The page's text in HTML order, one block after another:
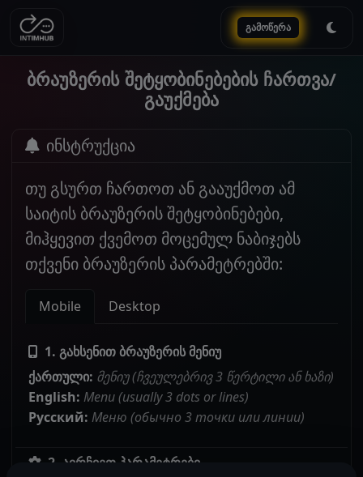
გამოწერა
ბრაუზერის შეტყობინებების ჩართვა/
გაუქმება
ინსტრუქცია
თუ გსურთ ჩართოთ ან გააუქმოთ ამ
საიტის ბრაუზერის შეტყობინებები,
მიჰყევით ქვემოთ მოცემულ ნაბიჯებს
თქვენი ბრაუზერის პარამეტრებში:
Mobile Desktop
1. გახსენით ბრაუზერის მენიუ
ქართული: მენიუ (ჩვეულებრივ 3 წერტილი ან ხაზი)
English: Menu (usually 3 dots or lines)
Русский: Меню (обычно 3 точки или линии)
2. აირჩიეთ პარამეტრები